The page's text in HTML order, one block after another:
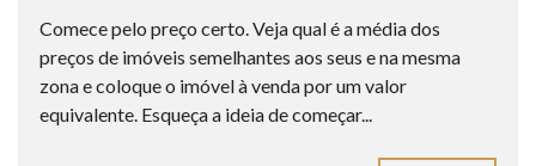
Comece pelo preço certo. Veja qual é a média dos
preços de imóveis semelhantes aos seus e na mesma
zona e coloque o imóvel à venda por um valor
equivalente. Esqueça a ideia de começar...